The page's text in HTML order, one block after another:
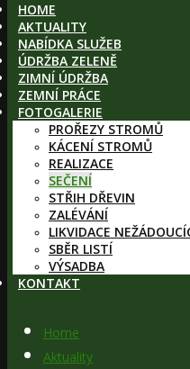
HOME
AKTUALITY
NABÍDKA SLUŽEB
ÚDRŽBA ZELENĚ
ZIMNÍ ÚDRŽBA
ZEMNÍ PRÁCE
FOTOGALERIE
PROŘEZY STROMŮ
KÁCENÍ STROMŮ
REALIZACE
SEČENÍ
STŘIH DŘEVIN
ZALÉVÁNÍ
LIKVIDACE
SBĚR LISTÍ
VÝSADBA
KONTAKT
Home
Aktuality